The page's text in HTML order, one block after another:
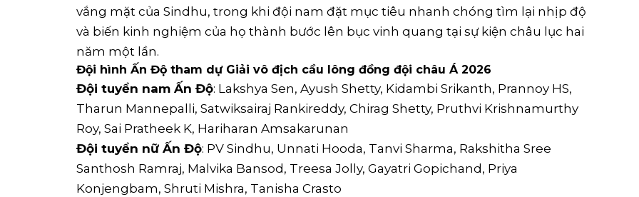
vắng mặt của Sindhu, trong khi đội nam đặt mục tiêu nhanh chóng tìm lại nhịp độ
và biến kinh nghiệm của họ thành bước lên bục vinh quang tại sự kiện châu lục hai
năm một lần.
Đội hình Ấn Độ tham dự Giải vô địch cầu lông đồng đội châu Á 2026
Đội tuyển nam Ấn Độ: Lakshya Sen, Ayush Shetty, Kidambi Srikanth, Prannoy HS,
Tharun Mannepalli, Satwiksairaj Rankireddy, Chirag Shetty, Pruthvi Krishnamurthy
Roy, Sai Pratheek K, Hariharan Amsakarunan
Đội tuyển nữ Ấn Độ: PV Sindhu, Unnati Hooda, Tanvi Sharma, Rakshitha Sree
Santhosh Ramraj, Malvika Bansod, Treesa Jolly, Gayatri Gopichand, Priya
Konjengbam, Shruti Mishra, Tanisha Crasto